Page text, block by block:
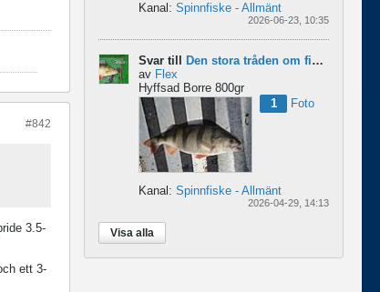
#842
3.5-
ett 3-
Kanal: Spinnfiske - Allmänt
2026-06-23, 10:35
Svar till
Den stora tråden om finesse abborre
av Flex
Hyffsad Borre 800gr
1
Foto
Kanal: Spinnfiske - Allmänt
2026-04-29, 14:13
Visa alla